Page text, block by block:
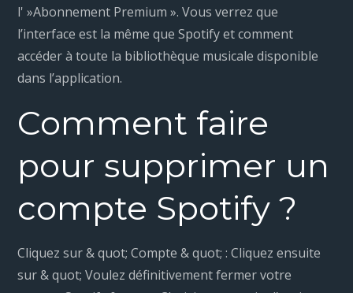
l' »Abonnement Premium ». Vous verrez que
l’interface est la même que Spotify et comment
accéder à toute la bibliothèque musicale disponible
dans l’application.
Comment faire
pour supprimer un
compte Spotify ?
Cliquez sur & quot; Compte & quot; : Cliquez ensuite
sur & quot; Voulez définitivement fermer votre